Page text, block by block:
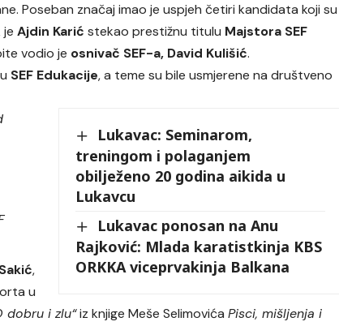
Poseban značaj imao je uspjeh četiri kandidata koji su
jeAjdin Karić stekao prestižnu titulu Majstora SEF
vodio je osnivač SEF-a, David Kulišić.
SEF Edukacije, a teme su bile usmjerene na društveno
Lukavac: Seminarom,
treningom i polaganjem
obilježeno 20 godina aikida u
Lukavcu
Lukavac ponosan na Anu
Rajković: Mlada karatistkinja KBS
ORKKA viceprvakinja Balkana
,
u
dobru i zlu“iz knjige Meše SelimovićaPisci, mišljenja i